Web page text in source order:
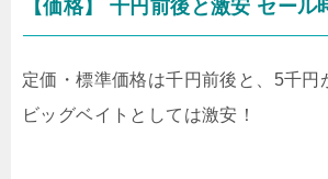
【価格】 千円前後と激安 セール
定価・標準価格は千円前後と、5千円
ビッグベイトとしては激安！